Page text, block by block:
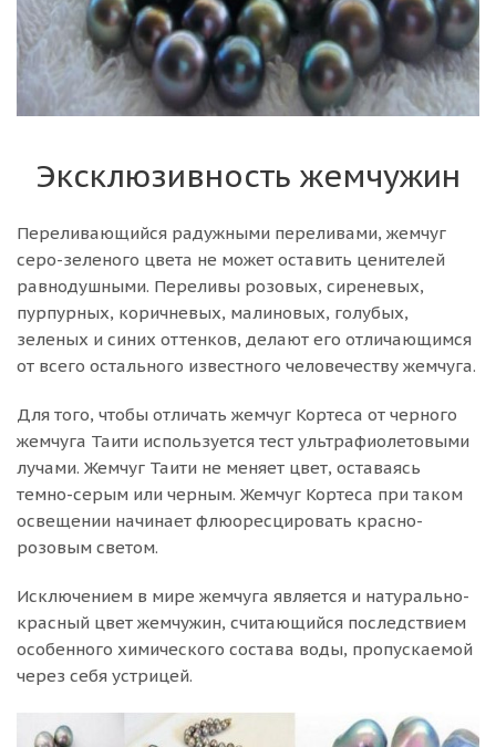
Эксклюзивность жемчужин
Переливающийся радужными переливами, жемчуг
серо-зеленого цвета не может оставить ценителей
равнодушными. Переливы розовых, сиреневых,
пурпурных, коричневых, малиновых, голубых,
зеленых и синих оттенков, делают его отличающимся
от всего остального известного человечеству жемчуга.
Для того, чтобы отличать жемчуг Кортеса от черного
жемчуга Таити используется тест ультрафиолетовыми
лучами. Жемчуг Таити не меняет цвет, оставаясь
темно-серым или черным. Жемчуг Кортеса при таком
освещении начинает флюоресцировать красно-
розовым светом.
Исключением в мире жемчуга является и натурально-
красный цвет жемчужин, считающийся последствием
особенного химического состава воды, пропускаемой
через себя устрицей.